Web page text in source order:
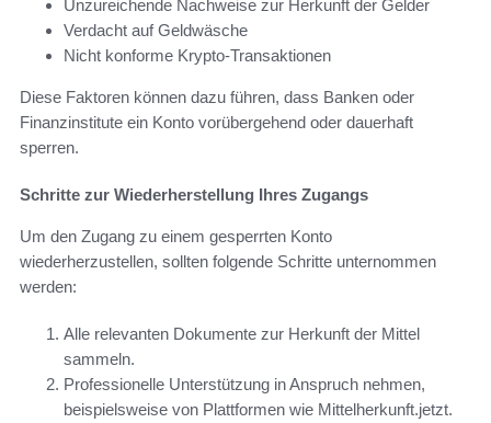
Unzureichende Nachweise zur Herkunft der Gelder
Verdacht auf Geldwäsche
Nicht konforme Krypto-Transaktionen
Diese Faktoren können dazu führen, dass Banken oder
Finanzinstitute ein Konto vorübergehend oder dauerhaft
sperren.
Schritte zur Wiederherstellung Ihres Zugangs
Um den Zugang zu einem gesperrten Konto
wiederherzustellen, sollten folgende Schritte unternommen
werden:
Alle relevanten Dokumente zur Herkunft der Mittel
sammeln.
Professionelle Unterstützung in Anspruch nehmen,
beispielsweise von Plattformen wie Mittelherkunft.jetzt.